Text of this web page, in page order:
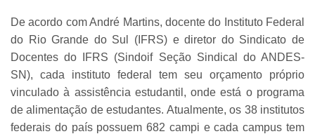
De acordo com André Martins, docente do Instituto Federal
do Rio Grande do Sul (IFRS) e diretor do Sindicato de
Docentes do IFRS (Sindoif Seção Sindical do ANDES-
SN), cada instituto federal tem seu orçamento próprio
vinculado à assistência estudantil, onde está o programa
de alimentação de estudantes. Atualmente, os 38 institutos
federais do país possuem 682 campi e cada campus tem